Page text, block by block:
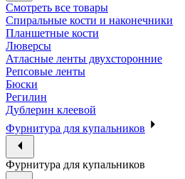
Смотреть все товары
Спиральные кости и наконечники
Планшетные кости
Люверсы
Атласные ленты двухсторонние
Репсовые ленты
Бюски
Регилин
Дублерин клеевой
Фурнитура для купальников
Фурнитура для купальников